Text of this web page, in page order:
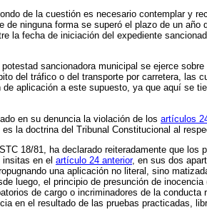
de la cuestión es necesario contemplar y
de ninguna forma se superó el plazo de un
la fecha de iniciación del expediente
sancionadora municipal se ejerce
del tráfico o del transporte por carretera,
aplicación a este supuesto, ya que aquí se
en su denuncia la violación de los artículos
la doctrina del Tribunal Constitucional al
18/81, ha declarado reiteradamente que
en el artículo 24 anterior, en sus dos
una aplicación no literal, sino
luego, el principio de presunción de
de cargo o incriminadores de la
en el resultado de las pruebas practicadas,